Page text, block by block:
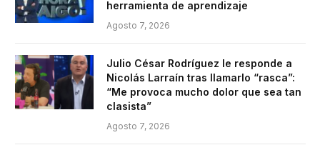
herramienta de aprendizaje
Agosto 7, 2026
Julio César Rodríguez le responde a
Nicolás Larraín tras llamarlo “rasca”:
“Me provoca mucho dolor que sea tan
clasista”
Agosto 7, 2026